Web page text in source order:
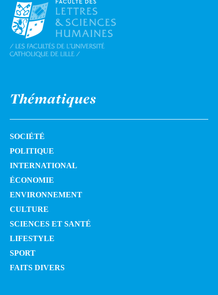
Thématiques
SOCIÉTÉ
POLITIQUE
INTERNATIONAL
ÉCONOMIE
ENVIRONNEMENT
CULTURE
SCIENCES ET SANTÉ
LIFESTYLE
SPORT
FAITS DIVERS